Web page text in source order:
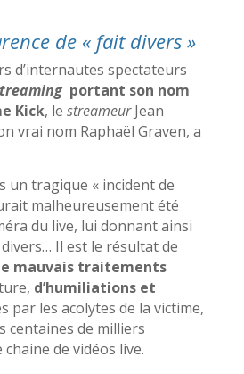
de « fait divers »
d’internautes spectateurs
portant son nom
Kick, le streameurJean
vrai nom Raphaël Graven, a
un tragique « incident de
malheureusement été
du live, lui donnant ainsi
Il est le résultat de
mauvais traitements
d’humiliations et
par les acolytes de la victime,
centaines de milliers
chaine de vidéos live.